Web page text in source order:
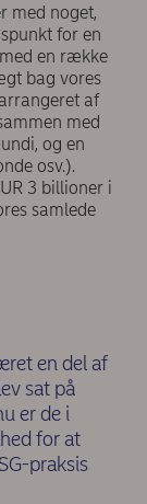
med noget,
for en
en række
bag vores
af
med
og en
osv.).
3 billioner i
samlede
en del af
sat på
er de i
for at
praksis